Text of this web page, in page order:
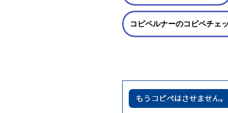
コピペルナーのコピペチェ